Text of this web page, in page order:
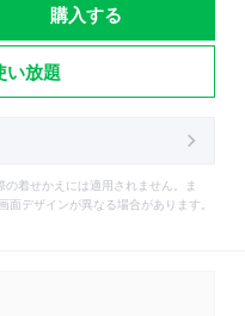
購入する
い放題
着せかえには適用されません。ま
デザインが異なる場合があります。